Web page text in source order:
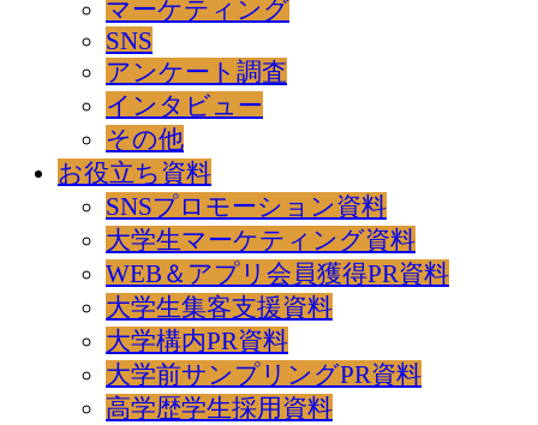
マーケティング
SNS
アンケート調査
インタビュー
その他
お役立ち資料
SNSプロモーション資料
大学生マーケティング資料
WEB＆アプリ会員獲得PR資料
大学生集客支援資料
大学構内PR資料
大学前サンプリングPR資料
高学歴学生採用資料